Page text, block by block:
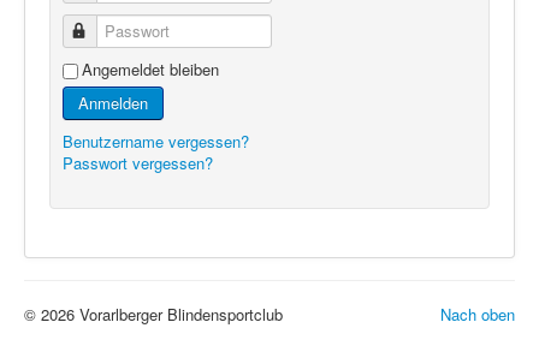
Passwort
Angemeldet bleiben
Anmelden
Benutzername vergessen?
Passwort vergessen?
Nach oben
© 2026 Vorarlberger Blindensportclub